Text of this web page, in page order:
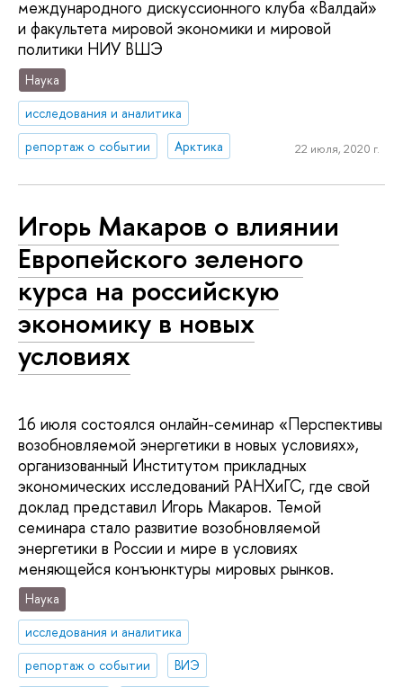
международного дискуссионного клуба «Валдай»
и факультета мировой экономики и мировой
политики НИУ ВШЭ
Наука
исследования и аналитика
репортаж о событии
Арктика 22 июля, 2020 г.
Игорь Макаров о влиянии
Европейского зеленого
курса на российскую
экономику в новых
условиях
16 июля состоялся онлайн-семинар «Перспективы
возобновляемой энергетики в новых условиях»,
организованный Институтом прикладных
экономических исследований РАНХиГС, где свой
доклад представил Игорь Макаров. Темой
семинара стало развитие возобновляемой
энергетики в России и мире в условиях
меняющейся конъюнктуры мировых рынков.
Наука
исследования и аналитика
репортаж о событии
ВИЭ